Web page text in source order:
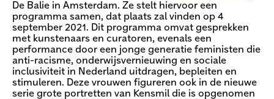
De Balie in Amsterdam. Ze stelt hiervoor een
programma samen, dat plaats zal vinden op 4
september 2021. Dit programma omvat gesprekken
met kunstenaars en curatoren, evenals een
performance door een jonge generatie feministen die
anti-racisme, onderwijsvernieuwing en sociale
inclusiviteit in Nederland uitdragen, bepleiten en
stimuleren. Deze vrouwen figureren ook in de nieuwe
serie grote portretten van Kensmil die is opgenomen